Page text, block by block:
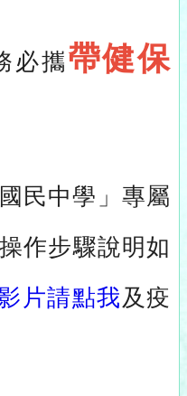
必攜帶健保
民中學」專屬
作步驟說明如
片請點我及疫